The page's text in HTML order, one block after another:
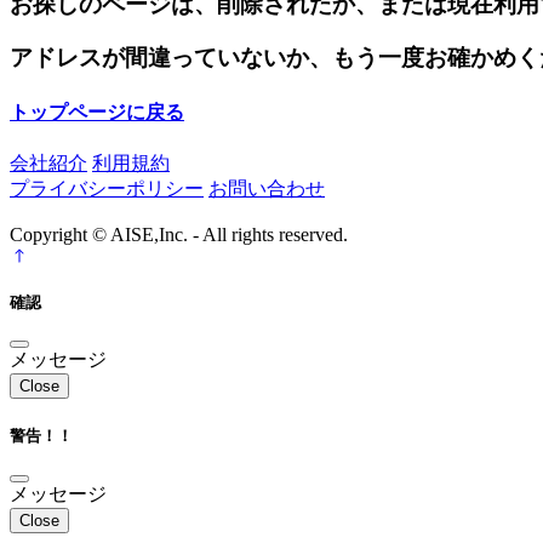
アドレスが間違っていないか、もう一度お確かめ
トップページに戻る
会社紹介 利用規約
プライバシーポリシー お問い合わせ
Copyright © AISE,Inc. - All rights reserved.
確認
メッセージ
Close
警告！！
メッセージ
Close